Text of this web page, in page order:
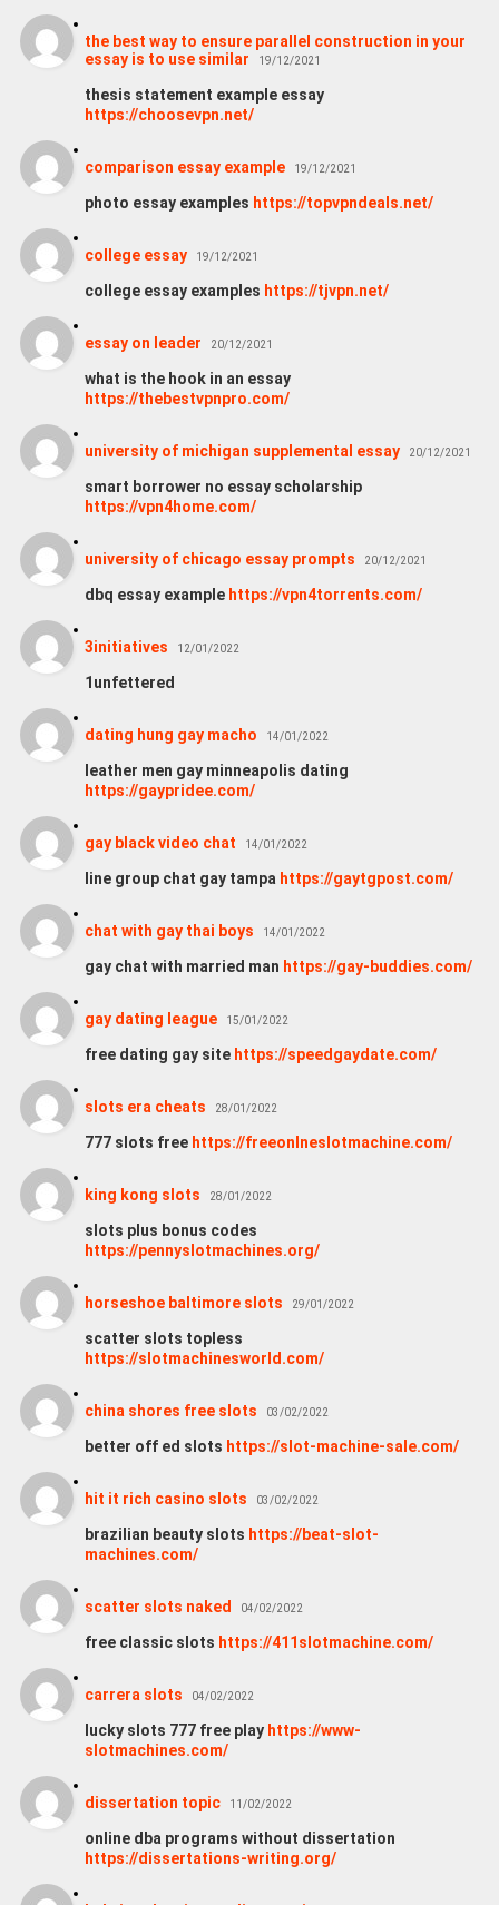
the best way to ensure parallel construction in your
essay is to use similar
19/12/2021
thesis statement example essay
https://choosevpn.net/
comparison essay example 19/12/2021
photo essay examples https://topvpndeals.net/
college essay 19/12/2021
college essay examples https://tjvpn.net/
essay on leader 20/12/2021
what is the hook in an essay
https://thebestvpnpro.com/
university of michigan supplemental essay 20/12/2021
smart borrower no essay scholarship
https://vpn4home.com/
university of chicago essay prompts 20/12/2021
dbq essay example https://vpn4torrents.com/
3initiatives 12/01/2022
1unfettered
dating hung gay macho 14/01/2022
leather men gay minneapolis dating
https://gaypridee.com/
gay black video chat 14/01/2022
line group chat gay tampa https://gaytgpost.com/
chat with gay thai boys 14/01/2022
gay chat with married man https://gay-buddies.com/
gay dating league 15/01/2022
free dating gay site https://speedgaydate.com/
slots era cheats 28/01/2022
777 slots free https://freeonlneslotmachine.com/
king kong slots 28/01/2022
slots plus bonus codes
https://pennyslotmachines.org/
horseshoe baltimore slots 29/01/2022
scatter slots topless
https://slotmachinesworld.com/
china shores free slots 03/02/2022
better off ed slots https://slot-machine-sale.com/
hit it rich casino slots 03/02/2022
brazilian beauty slots https://beat-slot-
machines.com/
scatter slots naked 04/02/2022
free classic slots https://411slotmachine.com/
carrera slots 04/02/2022
lucky slots 777 free play https://www-
slotmachines.com/
dissertation topic 11/02/2022
online dba programs without dissertation
https://dissertations-writing.org/